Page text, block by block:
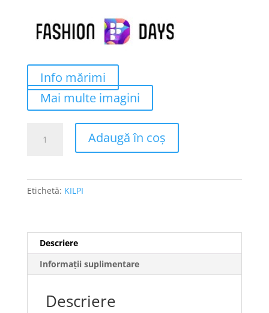
1550 lei.
Info mărimi
Mai multe imagini
Geaca
snowboard
Intern
de
Incalzire
Adaugă în coș
Etichetă: KILPI
Descriere
Informații suplimentare
Descriere